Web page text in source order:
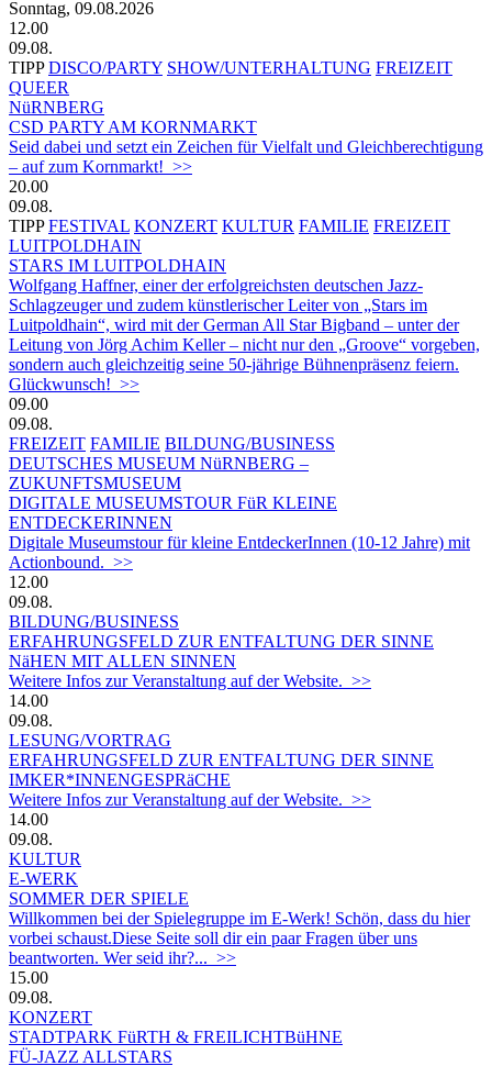
Sonntag, 09.08.2026
12.00
09.08.
TIPP DISCO/PARTY SHOW/UNTERHALTUNG FREIZEIT
QUEER
NüRNBERG
CSD PARTY AM KORNMARKT
Seid dabei und setzt ein Zeichen für Vielfalt und Gleichberechtigung
– auf zum Kornmarkt! >>
20.00
09.08.
TIPP FESTIVAL KONZERT KULTUR FAMILIE FREIZEIT
LUITPOLDHAIN
STARS IM LUITPOLDHAIN
Wolfgang Haffner, einer der erfolgreichsten deutschen Jazz-
Schlagzeuger und zudem künstlerischer Leiter von „Stars im
Luitpoldhain“, wird mit der German All Star Bigband – unter der
Leitung von Jörg Achim Keller – nicht nur den „Groove“ vorgeben,
sondern auch gleichzeitig seine 50-jährige Bühnenpräsenz feiern.
Glückwunsch! >>
09.00
09.08.
FREIZEIT FAMILIE BILDUNG/BUSINESS
DEUTSCHES MUSEUM NüRNBERG –
ZUKUNFTSMUSEUM
DIGITALE MUSEUMSTOUR FüR KLEINE
ENTDECKERINNEN
Digitale Museumstour für kleine EntdeckerInnen (10-12 Jahre) mit
Actionbound. >>
12.00
09.08.
BILDUNG/BUSINESS
ERFAHRUNGSFELD ZUR ENTFALTUNG DER SINNE
NäHEN MIT ALLEN SINNEN
Weitere Infos zur Veranstaltung auf der Website. >>
14.00
09.08.
LESUNG/VORTRAG
ERFAHRUNGSFELD ZUR ENTFALTUNG DER SINNE
IMKER*INNENGESPRäCHE
Weitere Infos zur Veranstaltung auf der Website. >>
14.00
09.08.
KULTUR
E-WERK
SOMMER DER SPIELE
Willkommen bei der Spielegruppe im E-Werk! Schön, dass du hier
vorbei schaust.Diese Seite soll dir ein paar Fragen über uns
beantworten. Wer seid ihr?... >>
15.00
09.08.
KONZERT
STADTPARK FüRTH & FREILICHTBüHNE
FÜ-JAZZ ALLSTARS